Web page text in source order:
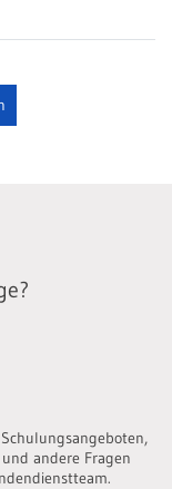
andere Fragen